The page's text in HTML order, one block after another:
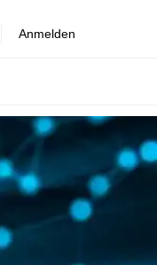
Anmelden